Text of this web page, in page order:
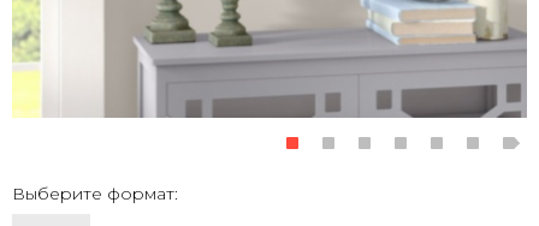
Выберите формат: